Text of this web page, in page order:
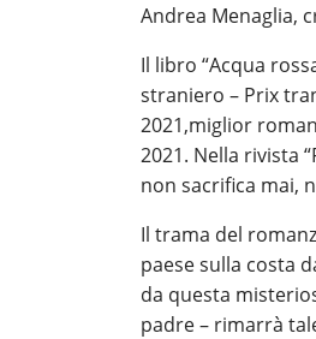
Andrea Menaglia,
Il libro “Acqua
straniero – Prix
2021,miglior
2021. Nella rivista
non sacrifica mai,
Il trama del
paese sulla costa
da questa
padre – rimarrà